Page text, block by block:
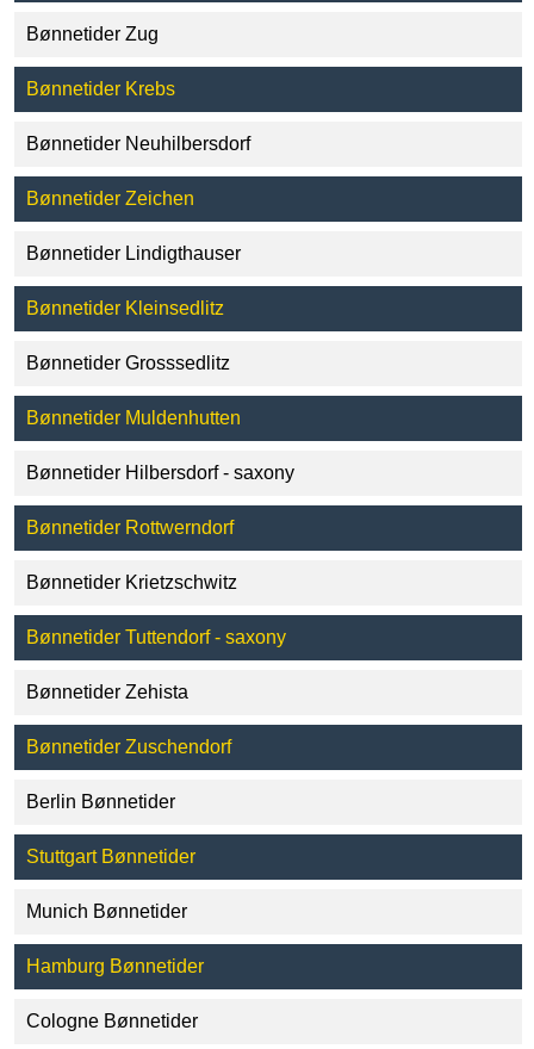
Bønnetider Zug
Bønnetider Krebs
Bønnetider Neuhilbersdorf
Bønnetider Zeichen
Bønnetider Lindigthauser
Bønnetider Kleinsedlitz
Bønnetider Grosssedlitz
Bønnetider Muldenhutten
Bønnetider Hilbersdorf - saxony
Bønnetider Rottwerndorf
Bønnetider Krietzschwitz
Bønnetider Tuttendorf - saxony
Bønnetider Zehista
Bønnetider Zuschendorf
Berlin Bønnetider
Stuttgart Bønnetider
Munich Bønnetider
Hamburg Bønnetider
Cologne Bønnetider